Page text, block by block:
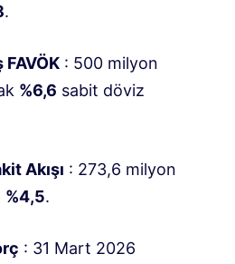
.
: 500 milyon
%6,6 sabit döviz
Akışı : 273,6 milyon
%4,5.
: 31 Mart 2026